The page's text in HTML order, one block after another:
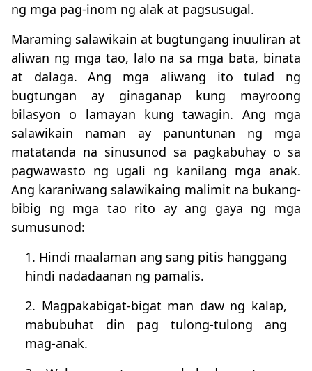
ng mga pag-inom ng alak at pagsusugal.
Maraming salawikain at bugtungang inuuliran at
aliwan ng mga tao, lalo na sa mga bata, binata
at dalaga. Ang mga aliwang ito tulad ng
bugtungan ay ginaganap kung mayroong
bilasyon o lamayan kung tawagin. Ang mga
salawikain naman ay panuntunan ng mga
matatanda na sinusunod sa pagkabuhay o sa
pagwawasto ng ugali ng kanilang mga anak.
Ang karaniwang salawikaing malimit na bukang-
bibig ng mga tao rito ay ang gaya ng mga
sumusunod:
1. Hindi maalaman ang sang pitis hanggang
hindi nadadaanan ng pamalis.
2. Magpakabigat-bigat man daw ng kalap,
mabubuhat din pag tulong-tulong ang
mag-anak.